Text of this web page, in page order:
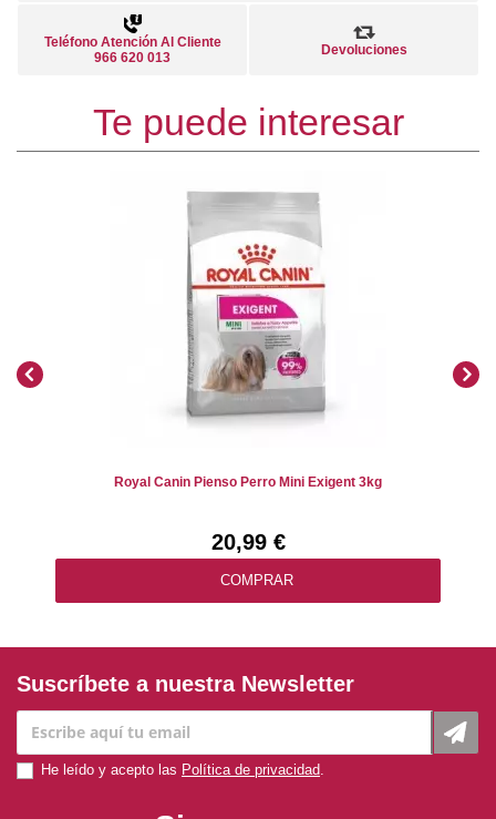
Teléfono Atención Al Cliente
966 620 013
Devoluciones
Te puede interesar
Royal Canin Pienso Perro Mini Exigent 3kg
20,99 €
COMPRAR
Suscríbete a nuestra Newsletter
He leído y acepto las Política de privacidad